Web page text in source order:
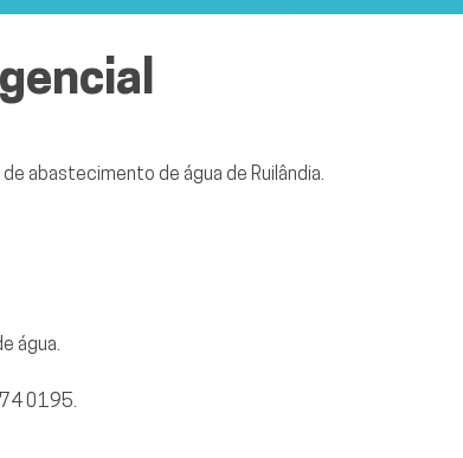
abastecimento de água de Ruilândia.
água.
0195.